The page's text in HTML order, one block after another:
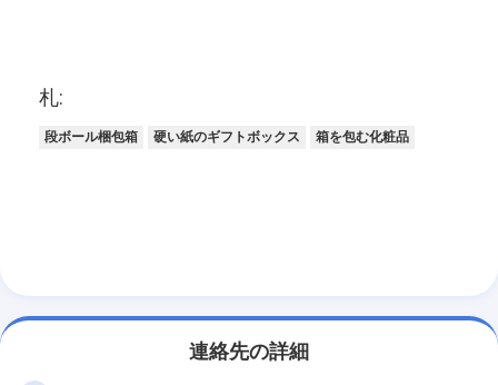
札:
段ボール梱包箱 硬い紙のギフトボックス 箱を包む化粧品
連絡先の詳細